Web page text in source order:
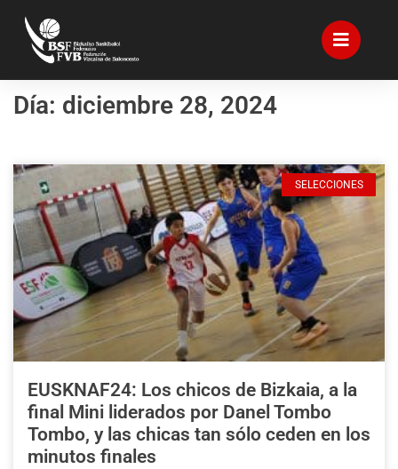
Día: diciembre 28, 2024
SELECCIONES
EUSKNAF24: Los chicos de Bizkaia, a la
final Mini liderados por Danel Tombo
Tombo, y las chicas tan sólo ceden en los
minutos finales